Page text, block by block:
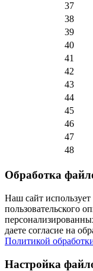
37
38
39
40
41
42
43
44
45
46
47
48
Обработка
Наш сайт
пользовательского
даете согласие на
Политикой
Настройка